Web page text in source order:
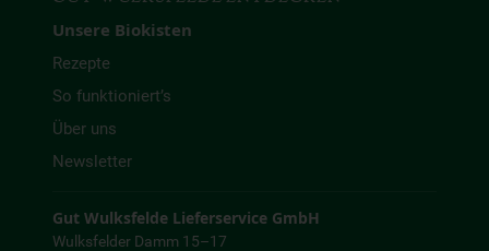
Unsere Biokisten
Rezepte
So funktioniert’s
Über uns
Newsletter
Gut Wulksfelde Lieferservice GmbH
Wulksfelder Damm 15–17